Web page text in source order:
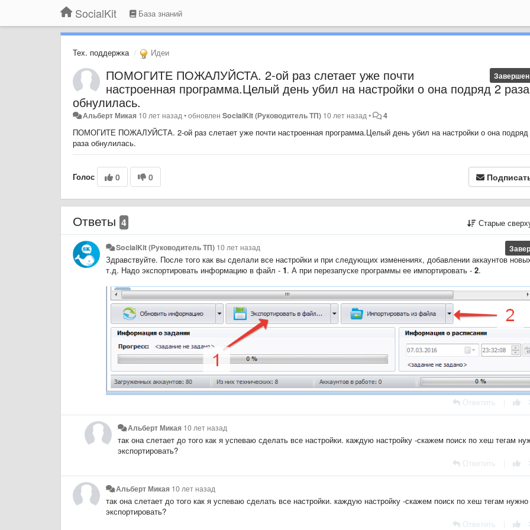
SocialKit База знаний
Тех. поддержка Идеи
Завершен
ПОМОГИТЕ ПОЖАЛУЙСТА. 2-ой раз слетает уже почти
настроенная программа.Целый день убил на настройки о она подряд 2 раза
обнулилась.
Альберт Микая 10 лет назад •обновленSocialKit (Руководитель ТП) 10 лет назад • 4
ПОМОГИТЕ ПОЖАЛУЙСТА. 2-ой раз слетает уже почти настроенная программа.Целый день убил на настройки о она подряд
раза обнулилась.
Голос 0 0
Ответы 4 Старые
SocialKit (Руководитель ТП) 10 лет назад
Здравствуйте. После того как вы сделали все настройки и при следующих изменениях, добавлении аккаунтов
т.д. Надо экспортировать информацию в файл - 1. А при перезапуске программы ее импортировать - 2.
Ответить
Альберт Микая 10 лет назад
так она слетает до того как я успеваю сделать все настройки. каждую настройку -скажем поиск по хеш тегам
экспортировать?
Ответить
Альберт Микая 10 лет назад
так она слетает до того как я успеваю сделать все настройки. каждую настройку -скажем поиск по хеш тегам нужно
экспортировать?
Ответить